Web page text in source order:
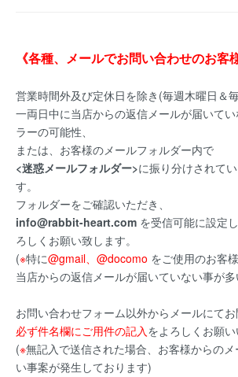
《各種、メールでお問い合わせのお客
営業時間外及び定休日を除き(毎週木曜日＆
一両日中に当店からの返信メールが届いて
ラーの可能性、
または、お客様のメールフォルダー内で
<迷惑メールフォルダー>に振り分けされて
す。
フォルダーをご確認いただき、
info@rabbit-heart.com を受信可能に設定
ろしくお願い致します。
(※特に@gmail、@docomo をご使用のお客
当店からの返信メールが届いていない事が
お問い合わせフォーム以外からメールにて
必ず件名欄にご用件の記入をよろしくお願い
(※無記入で送信された場合、お客様からの
い事案が発生しております)